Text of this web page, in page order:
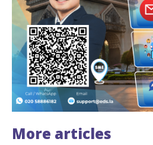
More articles